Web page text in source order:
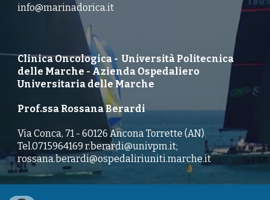
info@marinadorica.it
Clinica Oncologica - Università Politecnica
delle Marche - Azienda Ospedaliero
Universitaria delle Marche
Prof.ssa Rossana Berardi
Via Conca, 71 - 60126 Ancona Torrette (AN)
Tel.0715964169 r.berardi@univpm.it;
rossana.berardi@ospedaliriuniti.marche.it